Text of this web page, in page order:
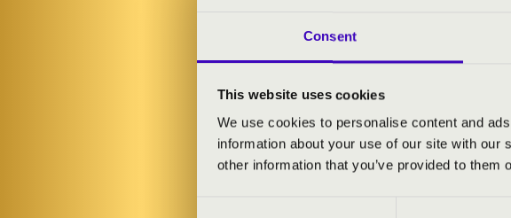
Consent
This website uses cookies
We use cookies to personalise content and
information about your use of our site with
other information that you’ve provided to
Four Bones Quartet